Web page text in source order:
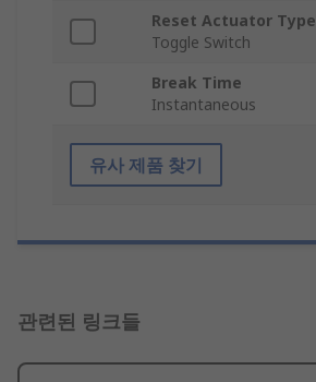
Reset Actuator Type
Toggle Switch
Break Time
Instantaneous
유사 제품 찾기
관련된 링크들